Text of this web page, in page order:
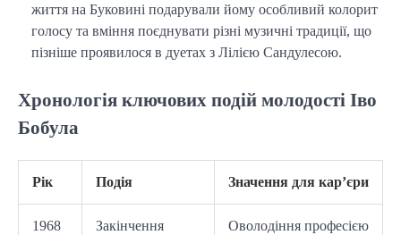
життя на Буковині подарували йому особливий колорит
голосу та вміння поєднувати різні музичні традиції, що
пізніше проявилося в дуетах з Лілією Сандулесою.
Хронологія ключових подій молодості Іво
Бобула
Рік Подія Значення для кар’єри
1968
Закінчення
Оволодіння професією